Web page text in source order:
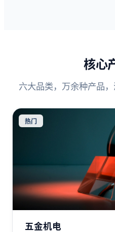
核心
六大品类，万余种产品
热门
五金机电